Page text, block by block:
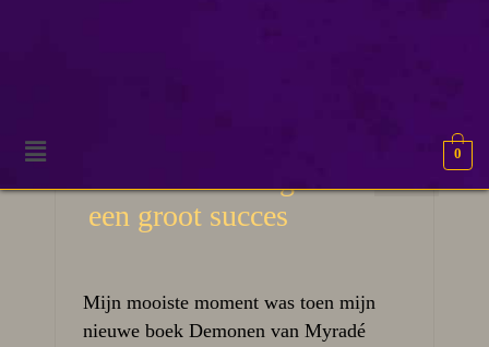
0
De boekbeleving was
een groot succes
Mijn mooiste moment was toen mijn
nieuwe boek Demonen van Myradé